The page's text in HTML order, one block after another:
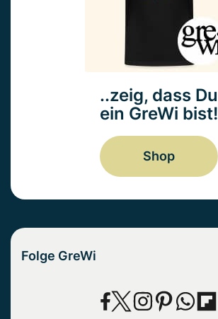
..zeig, dass Du
ein GreWi bist!
Shop
Folge GreWi